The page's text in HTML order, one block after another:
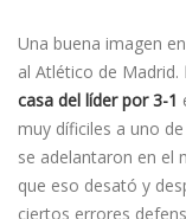
Una buena imagen
al Atlético de Madrid.
casa del líder por 3-1
muy díficiles a uno
se adelantaron en el
que eso desató y
ciertos errores